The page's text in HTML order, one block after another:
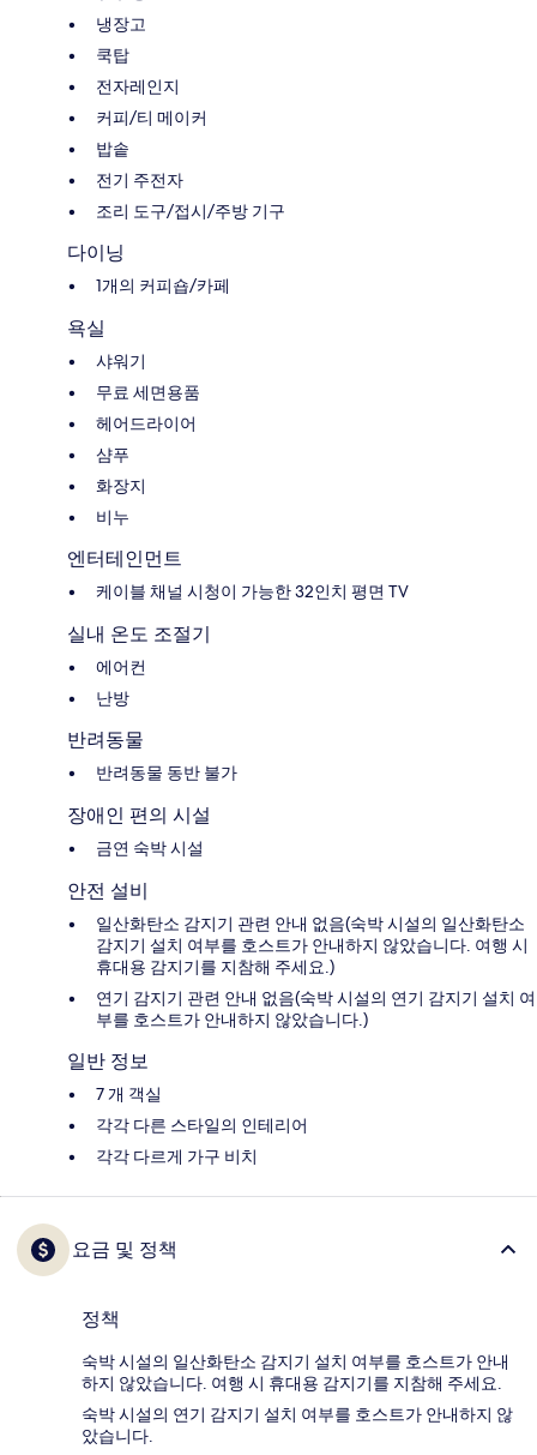
냉장고
쿡탑
전자레인지
커피/티 메이커
밥솥
전기 주전자
조리 도구/접시/주방 기구
다이닝
1개의 커피숍/카페
욕실
샤워기
무료 세면용품
헤어드라이어
샴푸
화장지
비누
엔터테인먼트
케이블 채널 시청이 가능한 32인치 평면 TV
실내 온도 조절기
에어컨
난방
반려동물
반려동물 동반 불가
장애인 편의 시설
금연 숙박 시설
안전 설비
일산화탄소 감지기 관련 안내 없음(숙박 시설의 일산화탄소
감지기 설치 여부를 호스트가 안내하지 않았습니다. 여행 시
휴대용 감지기를 지참해 주세요.)
연기 감지기 관련 안내 없음(숙박 시설의 연기 감지기 설치 여
부를 호스트가 안내하지 않았습니다.)
일반 정보
7 개 객실
각각 다른 스타일의 인테리어
각각 다르게 가구 비치
요금 및 정책
정책
숙박 시설의 일산화탄소 감지기 설치 여부를 호스트가 안내
하지 않았습니다. 여행 시 휴대용 감지기를 지참해 주세요.
숙박 시설의 연기 감지기 설치 여부를 호스트가 안내하지 않
았습니다.